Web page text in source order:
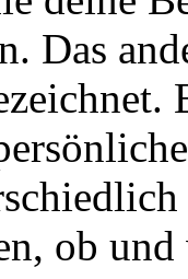
Das
ob